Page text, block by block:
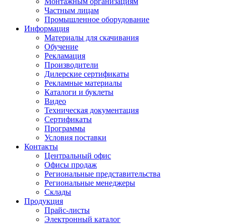
Частным лицам
Промышленное оборудование
Информация
Материалы для скачивания
Обучение
Рекламация
Производители
Дилерские сертификаты
Рекламные материалы
Каталоги и буклеты
Видео
Техническая документация
Сертификаты
Программы
Условия поставки
Контакты
Центральный офис
Офисы продаж
Региональные представительства
Региональные менеджеры
Склады
Продукция
Прайс-листы
Электронный каталог